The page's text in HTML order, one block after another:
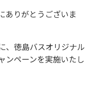
ありがとうございま
、徳島バスオリジナル
ンペーンを実施いたし